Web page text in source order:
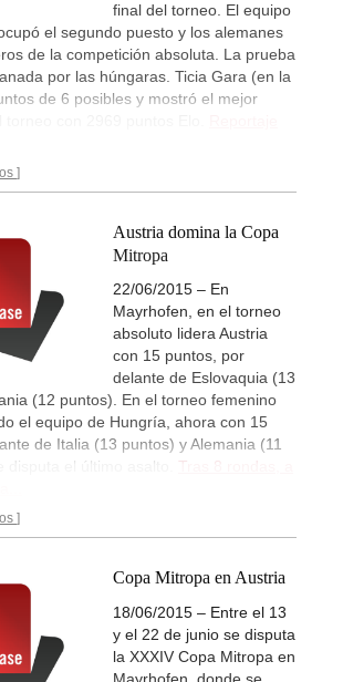
final del torneo. El equipo
el segundo puesto y los alemanes
de la competición absoluta. La prueba
por las húngaras. Ticia Gara (en la
de 6 posibles y mostró el mejor
Austria domina la Copa
Mitropa
22/06/2015 – En
Mayrhofen, en el torneo
absoluto lidera Austria
con 15 puntos, por
delante de Eslovaquia (13
(12 puntos). En el torneo femenino
el equipo de Hungría, ahora con 15
de Italia (13 puntos) y Alemania (11
disputa el último asalto. Tras 8 rondas, a
Copa Mitropa en Austria
18/06/2015 – Entre el 13
y el 22 de junio se disputa
la XXXIV Copa Mitropa en
Mayrhofen, donde se